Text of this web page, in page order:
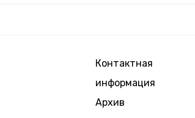
Контактная
информация
Архив